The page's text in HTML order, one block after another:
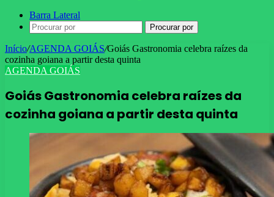
Barra Lateral
Procurar por
Início/AGENDA GOIÁS/Goiás Gastronomia celebra raízes da
cozinha goiana a partir desta quinta
AGENDA GOIÁS
Goiás Gastronomia celebra raízes da
cozinha goiana a partir desta quinta